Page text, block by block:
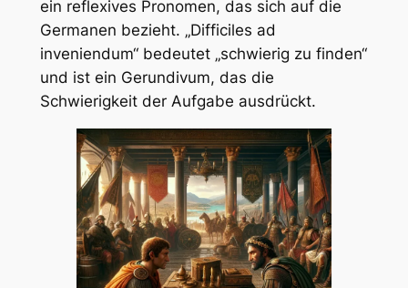
ein reflexives Pronomen, das sich auf die
Germanen bezieht. „Difficiles ad
inveniendum“ bedeutet „schwierig zu finden“
und ist ein Gerundivum, das die
Schwierigkeit der Aufgabe ausdrückt.